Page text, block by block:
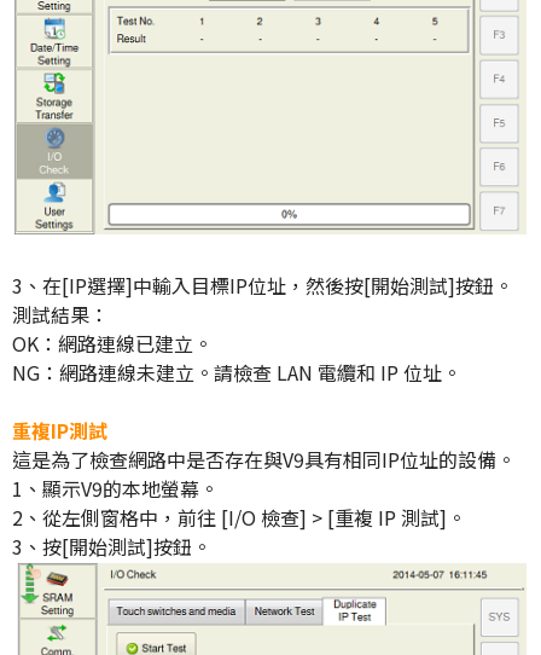
3、在[IP選擇]中輸入目標IP位址，然後按[開始測試]按鈕。
測試結果：
OK：網路連線已建立。
NG：網路連線未建立。請檢查 LAN 電纜和 IP 位址。
重複IP測試
這是為了檢查網路中是否存在與V9具有相同IP位址的設備。
1、顯示V9的本地螢幕。
2、從左側窗格中，前往 [I/O 檢查] > [重複 IP 測試]。
3、按[開始測試]按鈕。